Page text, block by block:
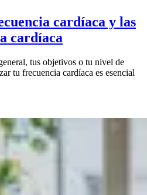
cardíaca y las
cardíaca
tus objetivos o tu nivel de
tu frecuencia cardíaca es esencial